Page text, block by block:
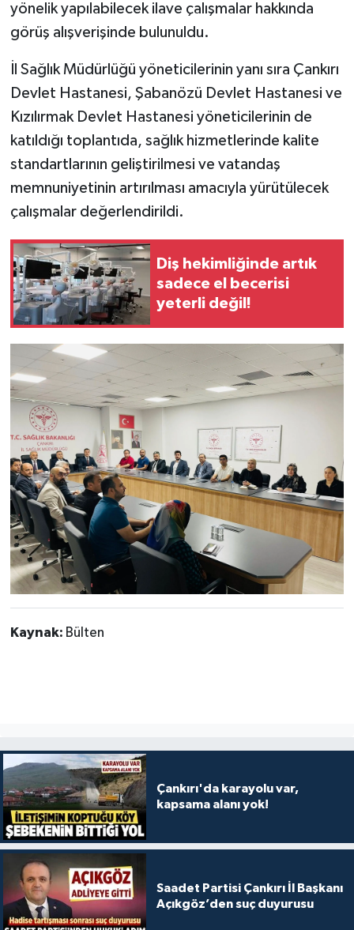
yönelik yapılabilecek ilave çalışmalar hakkında
görüş alışverişinde bulunuldu.
İl Sağlık Müdürlüğü yöneticilerinin yanı sıra Çankırı
Devlet Hastanesi, Şabanözü Devlet Hastanesi ve
Kızılırmak Devlet Hastanesi yöneticilerinin de
katıldığı toplantıda, sağlık hizmetlerinde kalite
standartlarının geliştirilmesi ve vatandaş
memnuniyetinin artırılması amacıyla yürütülecek
çalışmalar değerlendirildi.
Diş hekimliğinde artık
sadece el becerisi
yeterli değil!
Kaynak: Bülten
Çankırı'da karayolu var,
kapsama alanı yok!
Saadet Partisi Çankırı İl Başkanı
Açıkgöz’den suç duyurusu